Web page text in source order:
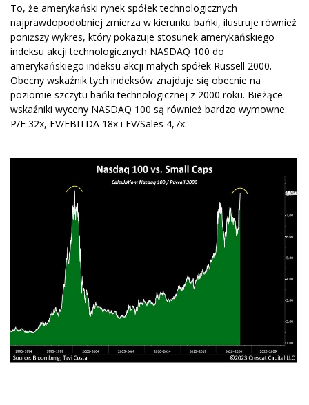
To, że amerykański rynek spółek technologicznych
najprawdopodobniej zmierza w kierunku bańki, ilustruje również
poniższy wykres, który pokazuje stosunek amerykańskiego
indeksu akcji technologicznych NASDAQ 100 do
amerykańskiego indeksu akcji małych spółek Russell 2000.
Obecny wskaźnik tych indeksów znajduje się obecnie na
poziomie szczytu bańki technologicznej z 2000 roku. Bieżące
wskaźniki wyceny NASDAQ 100 są również bardzo wymowne:
P/E 32x, EV/EBITDA 18x i EV/Sales 4,7x.